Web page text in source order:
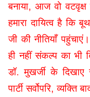
बनाया, आज वो
हमारा दायित्व है कि
जी की नीतियाँ
ही नहीं संकल्प का
डॉ. मुखर्जी के दिखाए
पार्टी सर्वोपरि, व्यक्ति